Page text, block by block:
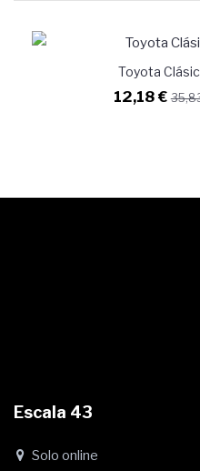
Toyota
12,18 €
Escala 43
Solo online